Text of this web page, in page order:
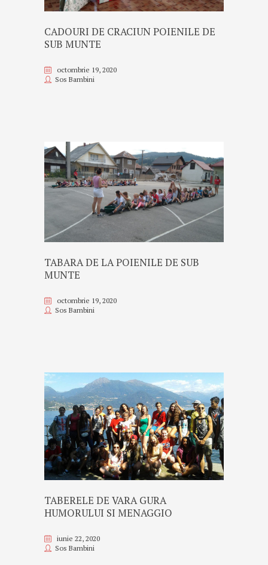
CADOURI DE CRACIUN POIENILE DE
SUB MUNTE
octombrie 19, 2020
Sos Bambini
TABARA DE LA POIENILE DE SUB
MUNTE
octombrie 19, 2020
Sos Bambini
TABERELE DE VARA GURA
HUMORULUI SI MENAGGIO
iunie 22, 2020
Sos Bambini